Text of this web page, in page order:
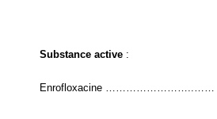
Substance active :
Enrofloxacine ……………………..……